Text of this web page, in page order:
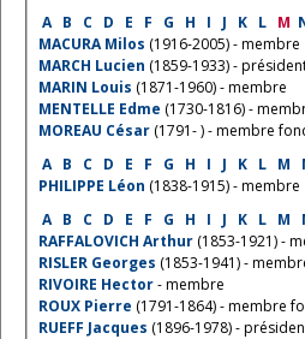
A B C D E F G H I J K L M
MACURA Milos (1916-2005) - membre
MARCH Lucien (1859-1933) -
MARIN Louis (1871-1960) - membre
MENTELLE Edme (1730-1816) -
MOREAU César (1791- ) - membre
A B C D E F G H I J K L M
PHILIPPE Léon (1838-1915) - membre
A B C D E F G H I J K L M
RAFFALOVICH Arthur (1853-1921) -
RISLER Georges (1853-1941) -
RIVOIRE Hector- membre
ROUX Pierre (1791-1864) - membre
RUEFF Jacques (1896-1978) -